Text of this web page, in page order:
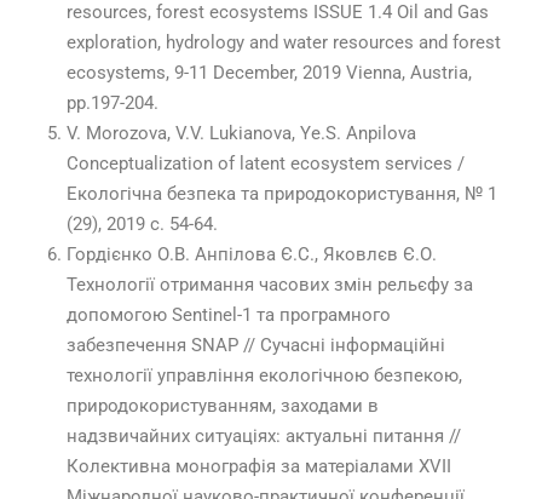
resources, forest ecosystems ISSUE 1.4 Oil and Gas
exploration, hydrology and water resources and forest
ecosystems, 9-11 December, 2019 Vienna, Austria,
pp.197-204.
V. Morozova, V.V. Lukianova, Ye.S. Anpilova
Conceptualization of latent ecosystem services /
Екологічна безпека та природокористування, № 1
(29), 2019 с. 54-64.
Гордієнко О.В. Анпілова Є.С., Яковлєв Є.О.
Технології отримання часових змін рельєфу за
допомогою Sentinel-1 та програмного
забезпечення SNAP // Сучасні інформаційні
технології управління екологічною безпекою,
природокористуванням, заходами в
надзвичайних ситуаціях: актуальні питання //
Колективна монографія за матеріалами ХVІІ